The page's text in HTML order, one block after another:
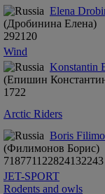
Elena
(Дробинина Елена)
2921 20
Wind
Konstantin
(Епишин
1722
Arctic Riders
Boris
(Филимонов Борис)
7187711 22824132243
JET-SPORT
Rodents and owls